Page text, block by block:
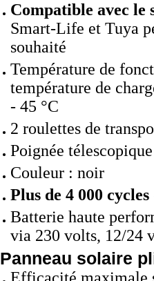
Compatible avec le
Smart-Life et Tuya
souhaité
Température de
température de
- 45 °C
2 roulettes de
Poignée
Couleur : noir
Plus de 4 000
Batterie haute
via 230 volts, 12/24
Panneau solaire